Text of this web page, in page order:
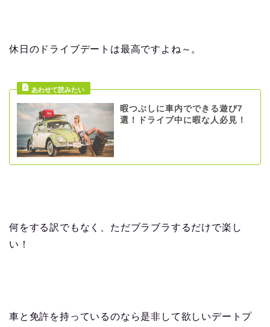
休日のドライブデートは最高ですよね～。
暇つぶしに車内でできる遊び7
選！ドライブ中に暇な人必見！
何をする訳でもなく、ただブラブラするだけで楽し
い！
車と免許を持っているのなら是非して欲しいデートプ